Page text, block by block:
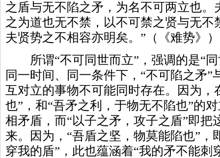
之盾与无不陷之矛，为名不可两立也
之为道也无不禁，以不可禁之贤与无
夫贤势之不相容亦明矣。”（《难势》）
所谓“不可同世而立”，强调的是“同
同一时间、同一条件下，“不可陷之矛”
互对立的事物不可能同时存在。因为，
也”，和“吾矛之利，于物无不陷也”的
相矛盾，而“以子之矛，攻子之盾”即把
来。因为，“吾盾之坚，物莫能陷也”，
穿我的盾”，此也蕴涵着“我的矛不能刺